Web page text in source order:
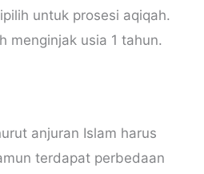
untuk prosesi aqiqah.
menginjak usia 1 tahun.
anjuran Islam harus
terdapat perbedaan